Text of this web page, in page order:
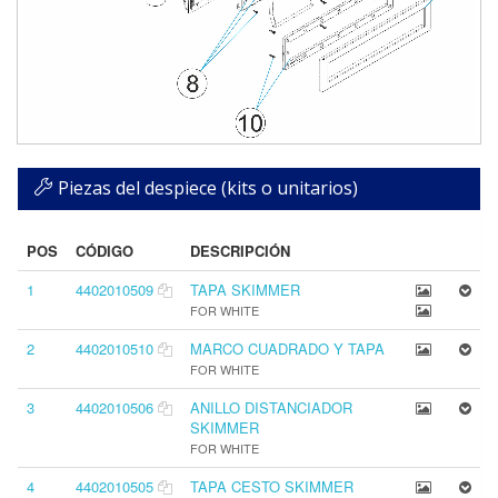
Piezas del despiece (kits o unitarios)
POS CÓDIGO
DESCRIPCIÓN
1
4402010509 TAPA SKIMMER
FOR WHITE
2 4402010510 MARCO CUADRADO Y TAPA
FOR WHITE
3 4402010506
ANILLO DISTANCIADOR
SKIMMER
FOR WHITE
4 4402010505
TAPA CESTO SKIMMER